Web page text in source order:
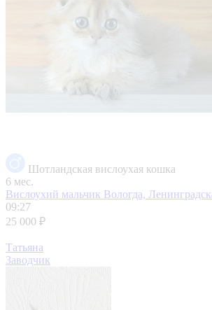
Шотландская вислоухая кошка
6 мес.
Вислоухий мальчик Вологда,
09:27
25 000 ₽
Татьяна
Заводчик